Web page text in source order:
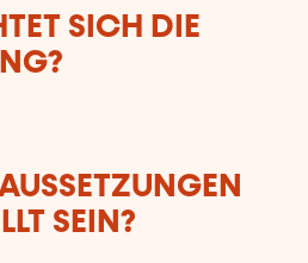
SICH DIE
SEIN?